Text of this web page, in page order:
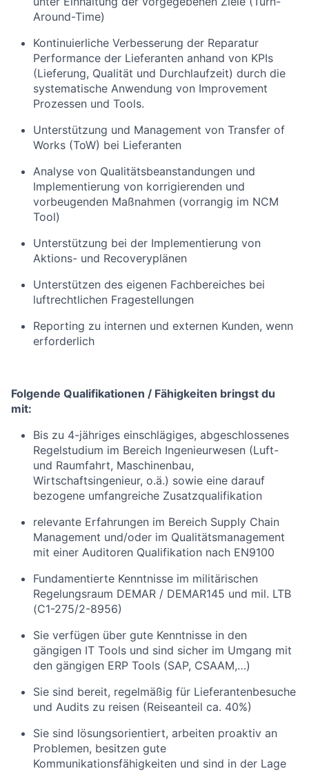
Around-Time)
Kontinuierliche Verbesserung der Reparatur
Performance der Lieferanten anhand von KPIs
(Lieferung, Qualität und Durchlaufzeit) durch die
systematische Anwendung von Improvement
Prozessen und Tools.
Unterstützung und Management von Transfer of
Works (ToW) bei Lieferanten
Analyse von Qualitätsbeanstandungen und
Implementierung von korrigierenden und
vorbeugenden Maßnahmen (vorrangig im NCM
Tool)
Unterstützung bei der Implementierung von
Aktions- und Recoveryplänen
Unterstützen des eigenen Fachbereiches bei
luftrechtlichen Fragestellungen
Reporting zu internen und externen Kunden, wenn
erforderlich
Folgende Qualifikationen / Fähigkeiten bringst du
mit:
Bis zu 4-jähriges einschlägiges, abgeschlossenes
Regelstudium im Bereich Ingenieurwesen (Luft-
und Raumfahrt, Maschinenbau,
Wirtschaftsingenieur, o.ä.) sowie eine darauf
bezogene umfangreiche Zusatzqualifikation
relevante Erfahrungen im Bereich Supply Chain
Management und/oder im Qualitätsmanagement
mit einer Auditoren Qualifikation nach EN9100
Fundamentierte Kenntnisse im militärischen
Regelungsraum DEMAR / DEMAR145 und mil. LTB
(C1-275/2-8956)
Sie verfügen über gute Kenntnisse in den
gängigen IT Tools und sind sicher im Umgang mit
den gängigen ERP Tools (SAP, CSAAM,…)
Sie sind bereit, regelmäßig für Lieferantenbesuche
und Audits zu reisen (Reiseanteil ca. 40%)
Sie sind lösungsorientiert, arbeiten proaktiv an
Problemen, besitzen gute
Kommunikationsfähigkeiten und sind in der Lage